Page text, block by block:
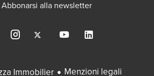
Abbonarsi alla newsletter
Immobilier Menzioni legali